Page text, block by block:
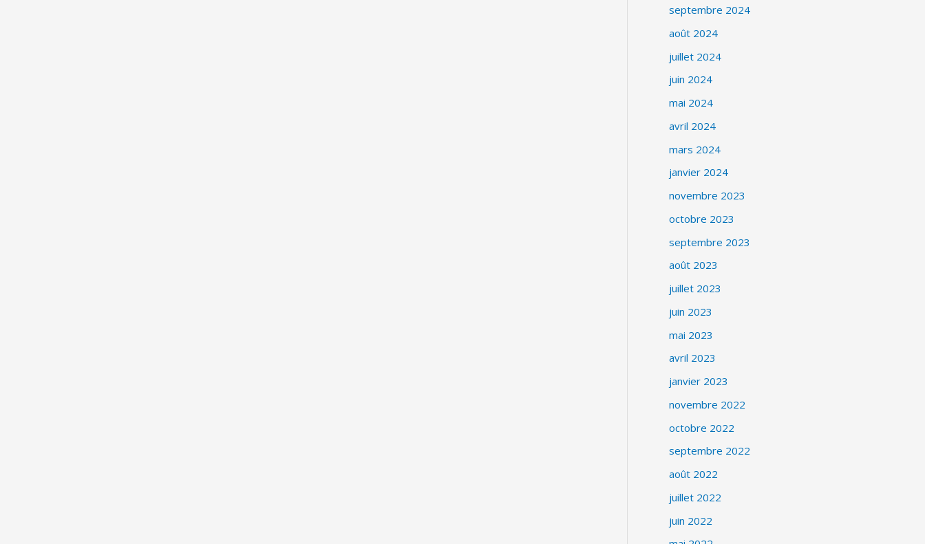
septembre 2024
août 2024
juillet 2024
juin 2024
mai 2024
avril 2024
mars 2024
janvier 2024
novembre 2023
octobre 2023
septembre 2023
août 2023
juillet 2023
juin 2023
mai 2023
avril 2023
janvier 2023
novembre 2022
octobre 2022
septembre 2022
août 2022
juillet 2022
juin 2022